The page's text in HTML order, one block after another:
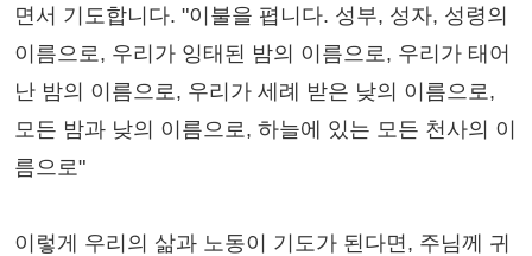
면서 기도합니다. "이불을 폅니다. 성부, 성자, 성령의
이름으로, 우리가 잉태된 밤의 이름으로, 우리가 태어
난 밤의 이름으로, 우리가 세례 받은 낮의 이름으로,
모든 밤과 낮의 이름으로, 하늘에 있는 모든 천사의 이
름으로"
이렇게 우리의 삶과 노동이 기도가 된다면, 주님께 귀